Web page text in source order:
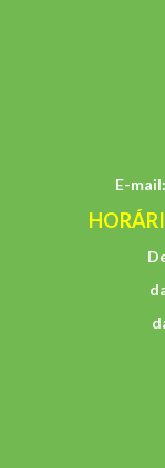
E-mail: